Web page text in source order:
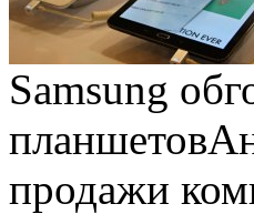
Samsung
планшетов
продажи